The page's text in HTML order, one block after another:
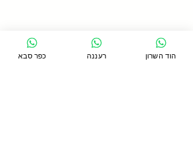
כפר סבא רעננה הוד השרון